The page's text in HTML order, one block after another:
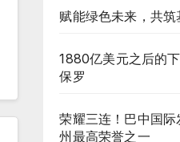
赋能绿色未来，共
1880亿美元之后的
保罗
荣耀三连！巴中国
州最高荣誉之一